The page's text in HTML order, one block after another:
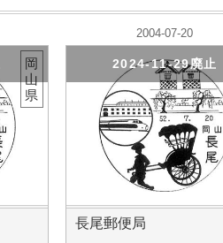
岡
山
県
2004-07-20
長尾郵便局
2024-11-29廃止